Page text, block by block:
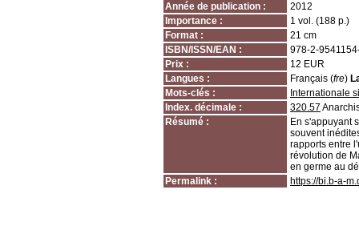
Année de publication :
2012
Importance :
1 vol. (188 p.)
Format :
21 cm
ISBN/ISSN/EAN :
978-2-
Prix :
12 EUR
Langues :
Français (fre)
Mots-clés :
Internationale
Index. décimale :
320.57
Résumé :
En s'appuyant
souvent
rapports entre
révolution de
en germe au
Permalink :
https://bi.b-a-